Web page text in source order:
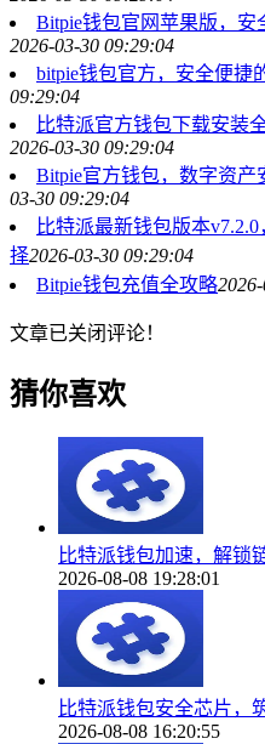
Bitpie钱包官网苹果版，
2026-03-30 09:29:04
bitpie钱包官方，安全便捷
09:29:04
比特派官方钱包下载安装
2026-03-30 09:29:04
Bitpie官方钱包，数字资
03-30 09:29:04
比特派最新钱包版本
择2026-03-30 09:29:04
Bitpie钱包充值全攻略
文章已关闭评论！
猜你喜欢
比特派钱包加速，解锁
2026-08-08 19:28:01
比特派钱包安全芯片，
2026-08-08 16:20:55